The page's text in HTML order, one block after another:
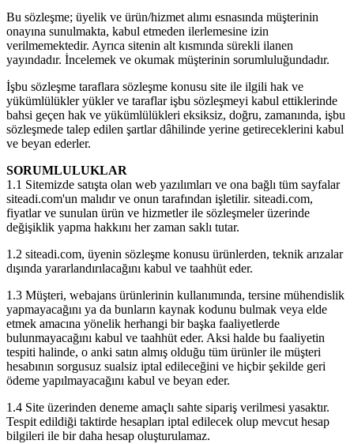
Bu sözleşme; üyelik ve ürün/hizmet alımı esnasında müşterinin
onayına sunulmakta, kabul etmeden ilerlemesine izin
verilmemektedir. Ayrıca sitenin alt kısmında sürekli ilanen
yayındadır. İncelemek ve okumak müşterinin sorumluluğundadır.
İşbu sözleşme taraflara sözleşme konusu site ile ilgili hak ve
yükümlülükler yükler ve taraflar işbu sözleşmeyi kabul ettiklerinde
bahsi geçen hak ve yükümlülükleri eksiksiz, doğru, zamanında, işbu
sözleşmede talep edilen şartlar dâhilinde yerine getireceklerini kabul
ve beyan ederler.
SORUMLULUKLAR
1.1 Sitemizde satışta olan web yazılımları ve ona bağlı tüm sayfalar
siteadi.com'un malıdır ve onun tarafından işletilir. siteadi.com,
fiyatlar ve sunulan ürün ve hizmetler ile sözleşmeler üzerinde
değişiklik yapma hakkını her zaman saklı tutar.
1.2 siteadi.com, üyenin sözleşme konusu ürünlerden, teknik arızalar
dışında yararlandırılacağını kabul ve taahhüt eder.
1.3 Müşteri, webajans ürünlerinin kullanımında, tersine mühendislik
yapmayacağını ya da bunların kaynak kodunu bulmak veya elde
etmek amacına yönelik herhangi bir başka faaliyetlerde
bulunmayacağını kabul ve taahhüt eder. Aksi halde bu faaliyetin
tespiti halinde, o anki satın almış olduğu tüm ürünler ile müşteri
hesabının sorgusuz sualsiz iptal edileceğini ve hiçbir şekilde geri
ödeme yapılmayacağını kabul ve beyan eder.
1.4 Site üzerinden deneme amaçlı sahte sipariş verilmesi yasaktır.
Tespit edildiği taktirde hesapları iptal edilecek olup mevcut hesap
bilgileri ile bir daha hesap oluşturulamaz.